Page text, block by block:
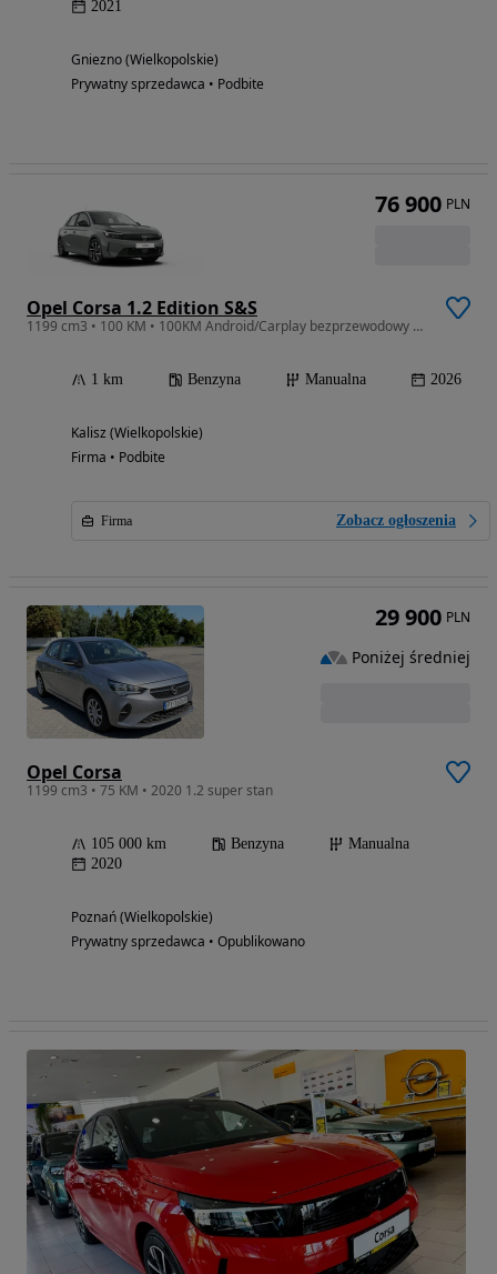
2021
Gniezno (Wielkopolskie)
Prywatny sprzedawca • Podbite
Opel Corsa 1.2 Edition S&S
1199 cm3 • 100 KM • 100KM Android/Carplay bezprzewodowy Czujniki cofania
1 km Benzyna Manualna 2026
Kalisz (Wielkopolskie)
Firma • Podbite
Firma Zobacz ogłoszenia
76 900 PLN
Opel Corsa
1199 cm3 • 75 KM • 2020 1.2 super stan
105 000 km Benzyna
Manualna
2020
Poznań (Wielkopolskie)
Prywatny sprzedawca • Opublikowano
29 900 PLN
Poniżej średniej